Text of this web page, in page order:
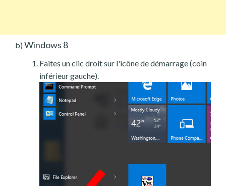
b) Windows 8
Faites un clic droit sur l'icône de démarrage (coin
inférieur gauche).